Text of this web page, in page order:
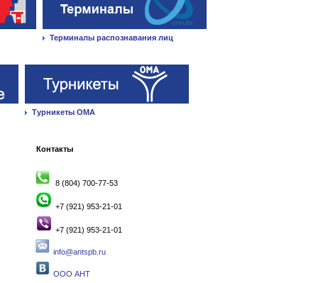
Терминалы распознавания лиц
Турникеты ОМА
Контакты
8 (804) 700-77-53
+7 (921) 953-21-01
+7 (921) 953-21-01
info@antspb.ru
ООО АНТ